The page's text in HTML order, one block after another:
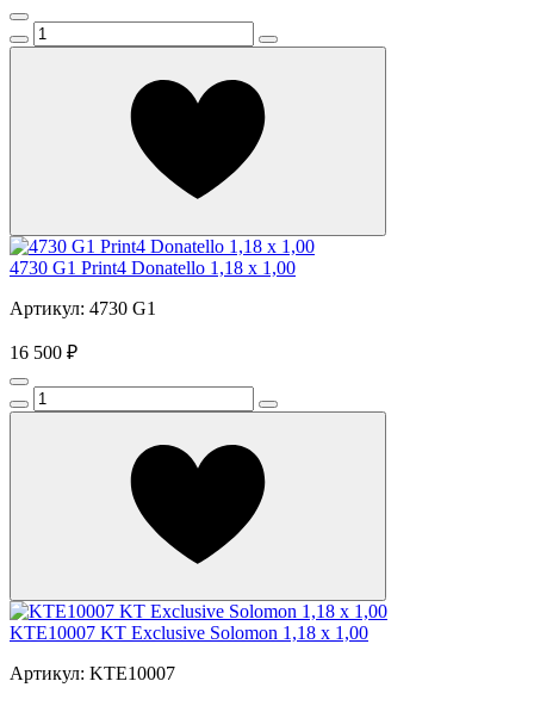
4730 G1 Print4 Donatello 1,18 x 1,00
Артикул: 4730 G1
16 500 ₽
KTE10007 KT Exclusive Solomon 1,18 x 1,00
Артикул: KTE10007